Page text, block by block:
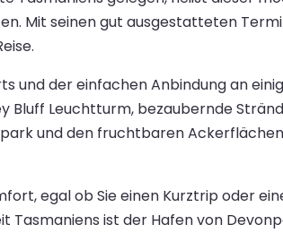
Mit seinen gut ausgestatteten
und der einfachen Anbindung an
Leuchtturm, bezaubernde
und den fruchtbaren
egal ob Sie einen Kurztrip oder
ist der Hafen von